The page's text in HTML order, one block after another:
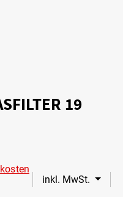
19
inkl. MwSt.